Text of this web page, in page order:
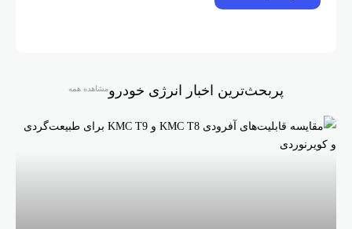
پربحث‌ترین اخبار انرژی خودرو مشاهده همه